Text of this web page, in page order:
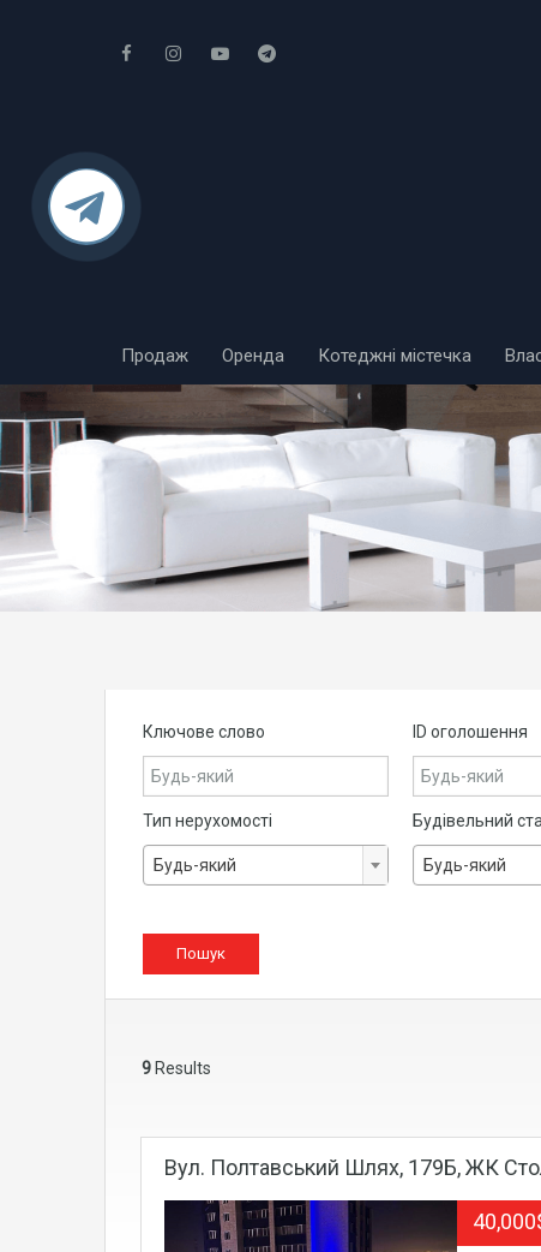
Продаж Оренда Котеджні містечка
Ключове слово ID оголошення
Тип нерухомості
Будь-який
Будівельний
Будь-який
9 Results
Вул. Полтавський Шлях, 179Б, ЖК